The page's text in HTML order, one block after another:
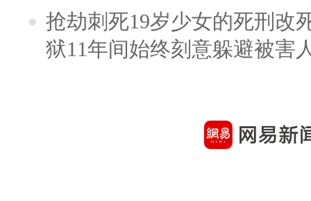
抢劫刺死19岁少女的死刑改
狱11年间始终刻意躲避被害